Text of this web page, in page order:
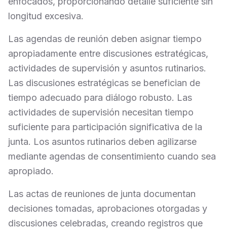
longitud excesiva.
Las agendas de reunión deben asignar tiempo
apropiadamente entre discusiones estratégicas,
actividades de supervisión y asuntos rutinarios.
Las discusiones estratégicas se benefician de
tiempo adecuado para diálogo robusto. Las
actividades de supervisión necesitan tiempo
suficiente para participación significativa de la
junta. Los asuntos rutinarios deben agilizarse
mediante agendas de consentimiento cuando sea
apropiado.
Las actas de reuniones de junta documentan
decisiones tomadas, aprobaciones otorgadas y
discusiones celebradas, creando registros que